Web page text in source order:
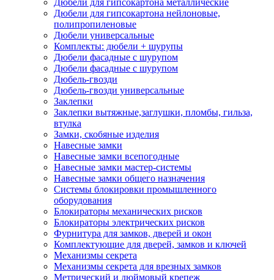
Дюбели для гипсокартона металлические
Дюбели для гипсокартона нейлоновые,
полипропиленовые
Дюбели универсальные
Комплекты: дюбели + шурупы
Дюбели фасадные с шурупом
Дюбели фасадные с шурупом
Дюбель-гвозди
Дюбель-гвозди универсальные
Заклепки
Заклепки вытяжные,заглушки, пломбы, гильза,
втулка
Замки, скобяные изделия
Навесные замки
Навесные замки всепогодные
Навесные замки мастер-системы
Навесные замки общего назначения
Системы блокировки промышленного
оборудования
Блокираторы механических рисков
Блокираторы электрических рисков
Фурнитура для замков, дверей и окон
Комплектующие для дверей, замков и ключей
Механизмы секрета
Механизмы секрета для врезных замков
Метрический и дюймовый крепеж